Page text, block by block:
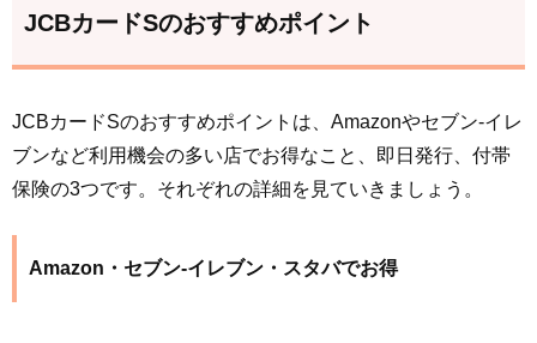
JCBカードSのおすすめポイント
JCBカードSのおすすめポイントは、Amazonやセブン-イレ
ブンなど利用機会の多い店でお得なこと、即日発行、付帯
保険の3つです。それぞれの詳細を見ていきましょう。
Amazon・セブン-イレブン・スタバでお得